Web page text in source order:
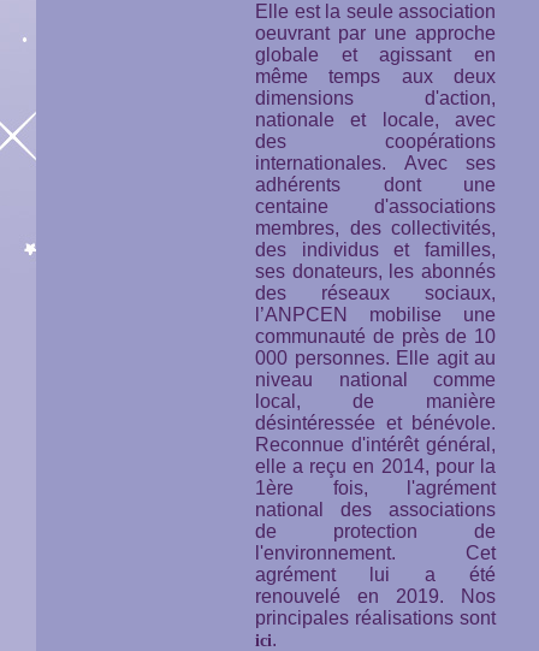
Elle est la seule association
oeuvrant par une approche
globale et agissant en
même temps aux deux
dimensions d'action,
nationale et locale, avec
des coopérations
internationales. Avec ses
adhérents dont une
centaine d'associations
membres, des collectivités,
des individus et familles,
ses donateurs, les abonnés
des réseaux sociaux,
l’ANPCEN mobilise une
communauté de près de 10
000 personnes. Elle agit au
niveau national comme
local, de manière
désintéressée et bénévole.
Reconnue d'intérêt général,
elle a reçu en 2014, pour la
1ère fois, l'agrément
national des associations
de protection de
l'environnement. Cet
agrément lui a été
renouvelé en 2019. Nos
principales réalisations sont
ici.